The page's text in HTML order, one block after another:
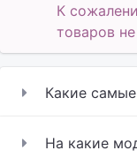
К
товаров
Какие
На какие